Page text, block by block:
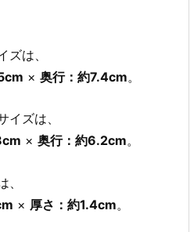
ズは、
× 奥行：約7.4cm。
イズは、
× 奥行：約6.2cm。
、
× 厚さ：約1.4cm。